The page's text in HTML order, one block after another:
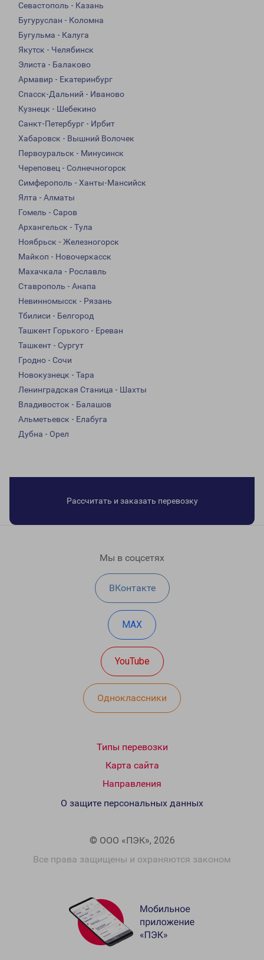
Севастополь - Казань
Бугуруслан - Коломна
Бугульма - Калуга
Якутск - Челябинск
Элиста - Балаково
Армавир - Екатеринбург
Спасск-Дальний - Иваново
Кузнецк - Шебекино
Санкт-Петербург - Ирбит
Хабаровск - Вышний Волочек
Первоуральск - Минусинск
Череповец - Солнечногорск
Симферополь - Ханты-Мансийск
Ялта - Алматы
Гомель - Саров
Архангельск - Тула
Ноябрьск - Железногорск
Майкоп - Новочеркасск
Махачкала - Рославль
Ставрополь - Анапа
Невинномысск - Рязань
Тбилиси - Белгород
Ташкент Горького - Ереван
Ташкент - Сургут
Гродно - Сочи
Новокузнецк - Тара
Ленинградская Станица - Шахты
Владивосток - Балашов
Альметьевск - Елабуга
Дубна - Орел
Рассчитать и заказать перевозку
Мы в соцсетях
ВКонтакте
MAX
YouTube
Одноклассники
Типы перевозки
Карта сайта
Направления
© ООО «ПЭК», 2026
Все права защищены и охраняются законом
О защите персональных данных